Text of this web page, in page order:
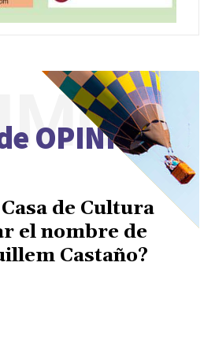
OPINIÓN
de Cultura
el nombre de
Castaño?